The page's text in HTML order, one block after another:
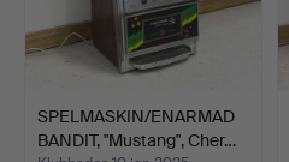
SPELMASKIN/ENARMAD
BANDIT, "Mustang", Cher…